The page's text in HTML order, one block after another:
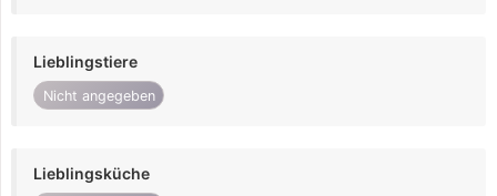
Lieblingstiere
Nicht angegeben
Lieblingsküche